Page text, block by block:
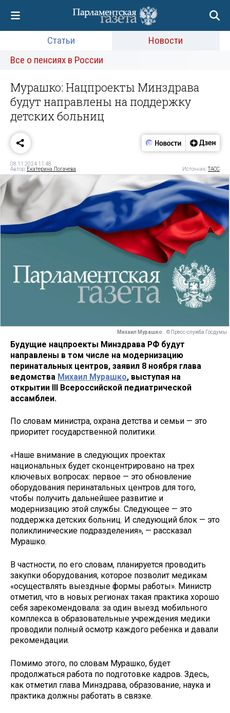
Статьи
Новости
Все о пенсиях в России
Мурашко: Нацпроекты Минздрава
будут направлены на поддержку
детских больниц
08.11.2024 11:48
Автор: Екатерина Логачева Источник:ТАСС
Михаил Мурашко. © Пресс-служба Госдумы
Будущие нацпроекты Минздрава РФ будут
направлены в том числе на модернизацию
перинатальных центров, заявил 8 ноября глава
ведомства Михаил Мурашко, выступая на
открытии III Всероссийской педиатрической
ассамблеи.
По словам министра, охрана детства и семьи — это
приоритет государственной политики.
«Наше внимание в следующих проектах
национальных будет сконцентрировано на трех
ключевых вопросах: первое — это обновление
оборудования перинатальных центров для того,
чтобы получить дальнейшее развитие и
модернизацию этой службы. Следующее — это
поддержка детских больниц. И следующий блок — это
поликлинические подразделения», — рассказал
Мурашко.
В частности, по его словам, планируется проводить
закупки оборудования, которое позволит медикам
«осуществлять выездные формы работы». Министр
отметил, что в новых регионах такая практика хорошо
себя зарекомендовала: за один выезд мобильного
комплекса в образовательные учреждения медики
проводили полный осмотр каждого ребенка и давали
рекомендации.
Помимо этого, по словам Мурашко, будет
продолжаться работа по подготовке кадров. Здесь,
как отметил глава Минздрава, образование, наука и
практика должны работать в связке.